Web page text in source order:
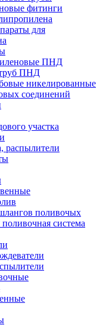
фитинги
для
ПНД
ПНД
никелированные
соединений
участка
распылители
поливочых
система